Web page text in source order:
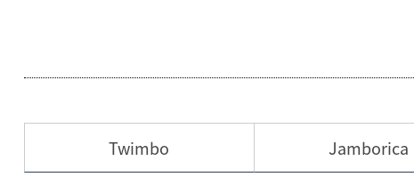
Twimbo Jamborica